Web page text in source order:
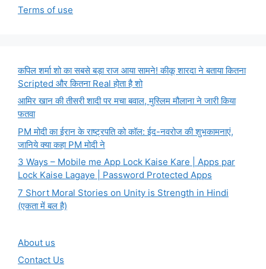
Terms of use
कपिल शर्मा शो का सबसे बड़ा राज आया सामने! कीकू शारदा ने बताया कितना
Scripted और कितना Real होता है शो
आमिर खान की तीसरी शादी पर मचा बवाल, मुस्लिम मौलाना ने जारी किया
फतवा
PM मोदी का ईरान के राष्ट्रपति को कॉल: ईद-नवरोज की शुभकामनाएं,
जानिये क्या कहा PM मोदी ने
3 Ways – Mobile me App Lock Kaise Kare | Apps par
Lock Kaise Lagaye | Password Protected Apps
7 Short Moral Stories on Unity is Strength in Hindi
(एकता में बल है)
About us
Contact Us